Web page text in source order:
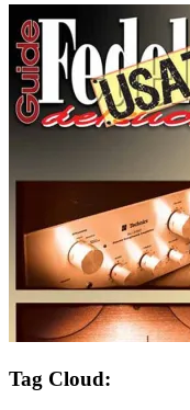
Tag Cloud: